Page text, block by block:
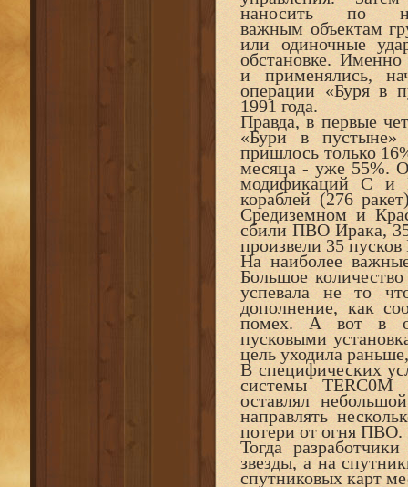
наносить по
важным объектам
или одиночные
обстановке.
и применялись,
операции «Буря в
1991 года.
Правда, в первые
«Бури в
пришлось только
месяца - уже 55%.
модификаций С и
кораблей (276
Средиземном и
сбили ПВО Ирака,
произвели 35
На наиболее
Большое
успевала не то
дополнение, как
помех. А вот в
пусковыми
цель уходила
В специфических
системы TERC0M
оставлял
направлять
потери от огня ПВО.
Тогда
звезды, а на
спутниковых карт